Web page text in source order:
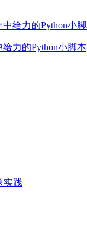
力的Python小脚本
实践